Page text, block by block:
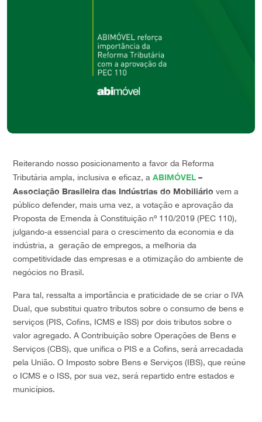
Reiterando nosso posicionamento a favor da Reforma
Tributária ampla, inclusiva e eficaz, a ABIMÓVEL –
Associação Brasileira das Indústrias do Mobiliário vem a
público defender, mais uma vez, a votação e aprovação da
Proposta de Emenda à Constituição nº 110/2019 (PEC 110),
julgando-a essencial para o crescimento da economia e da
indústria, a geração de empregos, a melhoria da
competitividade das empresas e a otimização do ambiente de
negócios no Brasil.
Para tal, ressalta a importância e praticidade de se criar o IVA
Dual, que substitui quatro tributos sobre o consumo de bens e
serviços (PIS, Cofins, ICMS e ISS) por dois tributos sobre o
valor agregado. A Contribuição sobre Operações de Bens e
Serviços (CBS), que unifica o PIS e a Cofins, será arrecadada
pela União. O Imposto sobre Bens e Serviços (IBS), que reúne
o ICMS e o ISS, por sua vez, será repartido entre estados e
municípios.